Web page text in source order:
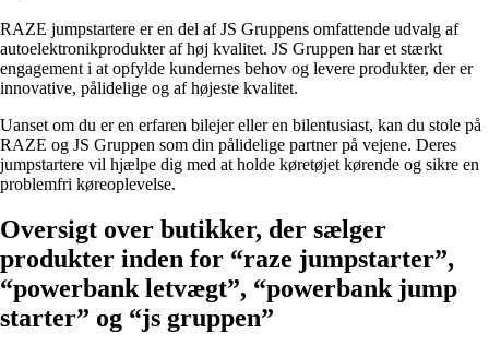
RAZE jumpstartere er en del af JS Gruppens omfattende udvalg af
autoelektronikprodukter af høj kvalitet. JS Gruppen har et stærkt
engagement i at opfylde kundernes behov og levere produkter, der er
innovative, pålidelige og af højeste kvalitet.
Uanset om du er en erfaren bilejer eller en bilentusiast, kan du stole på
RAZE og JS Gruppen som din pålidelige partner på vejene. Deres
jumpstartere vil hjælpe dig med at holde køretøjet kørende og sikre en
problemfri køreoplevelse.
Oversigt over butikker, der sælger
produkter inden for “raze jumpstarter”,
“powerbank letvægt”, “powerbank jump
starter” og “js gruppen”